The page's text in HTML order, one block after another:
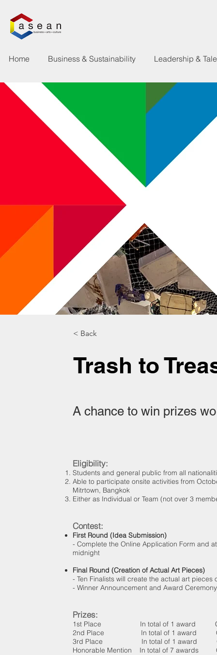
Home Business & Sustainability Leadership &
< Back
Trash to
A chance to win prizes
Eligibility:
Students and general public from all
Able to participate onsite activities from
Mitrtown, Bangkok
Either as Individual or Team (not over 3
Contest:
First Round (Idea Submission)
- Complete the Online Application Form and
midnight
Final Round (Creation of Actual Art Pieces)
- Ten Finalists will create the actual art
- Winner Announcement and Award
Prizes:
1st Place In total of 1 award
2nd Place In total of 1 award
3rd Place In total of 1 award
Honorable Mention In total of 7 awards